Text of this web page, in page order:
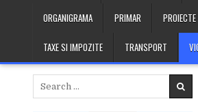
ORGANIGRAMA PRIMAR PROIECTE
TAXE SI IMPOZITE TRANSPORT